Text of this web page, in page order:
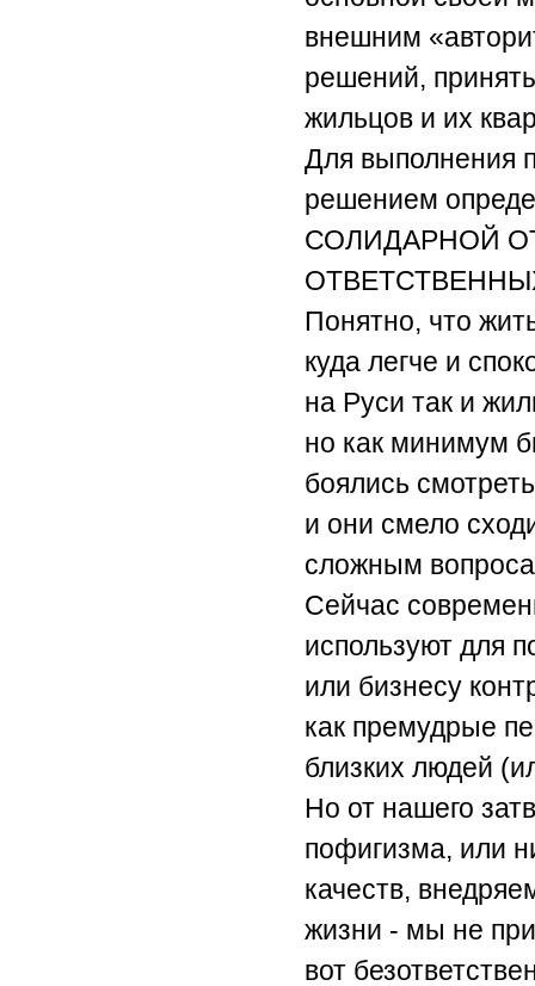
внешним
решений,
жильцов и их
Для выполнения
решением
СОЛИДАРНОЙ
Понятно, что
куда легче и
на Руси так и
но как минимум
боялись
и они смело
сложным
Сейчас
используют для
или бизнесу
как премудрые
близких людей
Но от нашего
пофигизма, или
качеств,
жизни - мы не
вот